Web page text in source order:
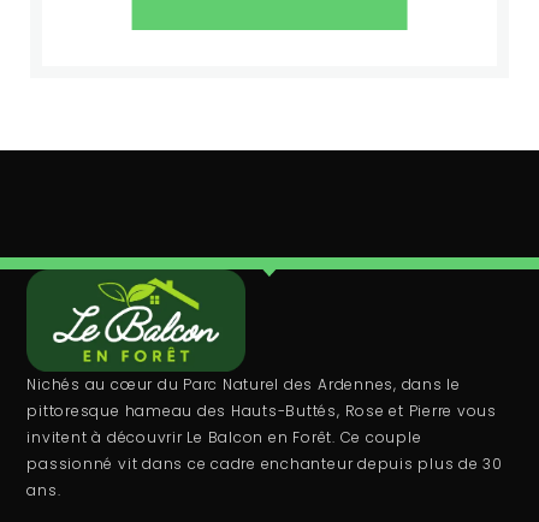
Nichés au cœur du Parc Naturel des Ardennes, dans le
pittoresque hameau des Hauts-Buttés, Rose et Pierre vous
invitent à découvrir Le Balcon en Forêt. Ce couple
passionné vit dans ce cadre enchanteur depuis plus de 30
ans.